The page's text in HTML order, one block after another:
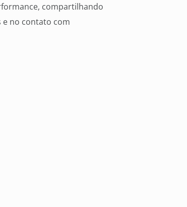
compartilhando
e no contato com